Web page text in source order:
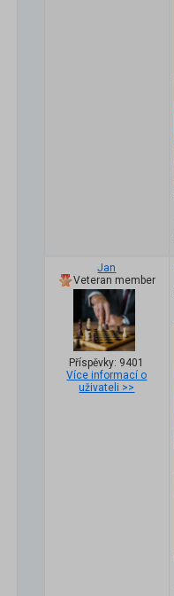
Jan
Veteran member
Příspěvky: 9401
Více informací o
uživateli >>